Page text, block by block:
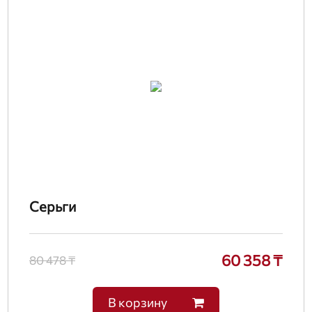
Серьги
80 478 ₸ 60 358 ₸
В корзину